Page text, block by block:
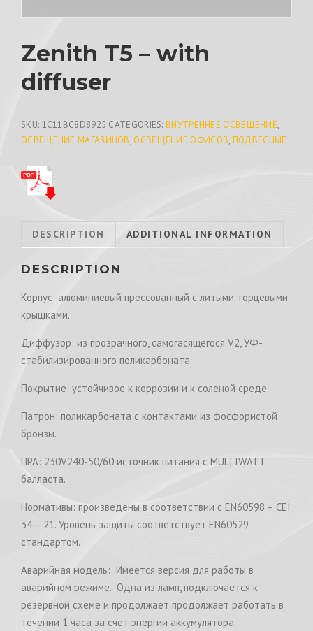
Zenith T5 – with
diffuser
SKU: 1C11BC8D8925 CATEGORIES:ВНУТРЕННЕЕ ОСВЕЩЕНИЕ,
ОСВЕЩЕНИЕ МАГАЗИНОВ, ОСВЕЩЕНИЕ ОФИСОВ, ПОДВЕСНЫЕ
DESCRIPTION ADDITIONAL INFORMATION
DESCRIPTION
Корпус: алюминиевый прессованный с литыми торцевыми
крышками.
Диффузор: из прозрачного, самогасящегося V2, УФ-
стабилизированного поликарбоната.
Покрытие: устойчивое к коррозии и к соленой среде.
Патрон: поликарбоната с контактами из фосфористой
бронзы.
ПРА: 230V240-50/60 источник питания с MULTIWATT
балласта.
Нормативы: произведены в соответствии с EN60598 – CEI
34 – 21. Уровень защиты соответствует EN60529
стандартом.
Аварийная модель: Имеется версия для работы в
аварийном режиме. Одна из ламп, подключается к
резервной схеме и продолжает продолжает работать в
течении 1 часа за счет энергии аккумулятора.